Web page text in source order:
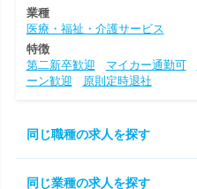
業種
医療・福祉・介護サービス
特徴
第二新卒歓迎
マイカー通勤可
ーン歓迎
原則定時退社
同じ職種の求人を探す
同じ業種の求人を探す